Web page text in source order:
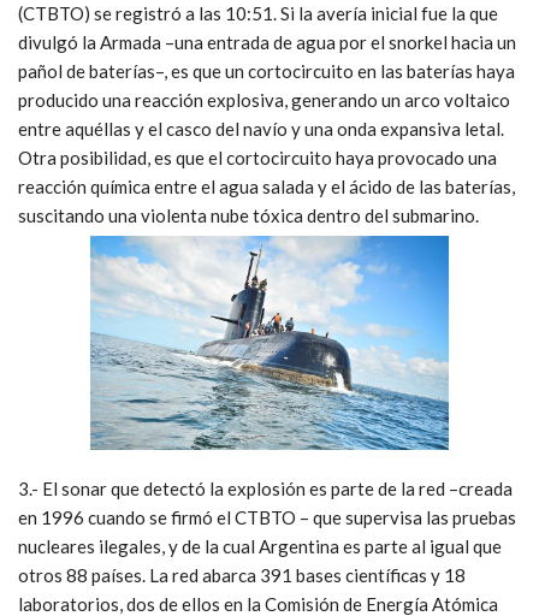
(CTBTO) se registró a las 10:51. Si la avería inicial fue la que
divulgó la Armada –una entrada de agua por el snorkel hacia un
pañol de baterías–, es que un cortocircuito en las baterías haya
producido una reacción explosiva, generando un arco voltaico
entre aquéllas y el casco del navío y una onda expansiva letal.
Otra posibilidad, es que el cortocircuito haya provocado una
reacción química entre el agua salada y el ácido de las baterías,
suscitando una violenta nube tóxica dentro del submarino.
3.- El sonar que detectó la explosión es parte de la red –creada
en 1996 cuando se firmó el CTBTO – que supervisa las pruebas
nucleares ilegales, y de la cual Argentina es parte al igual que
otros 88 países. La red abarca 391 bases científicas y 18
laboratorios, dos de ellos en la Comisión de Energía Atómica